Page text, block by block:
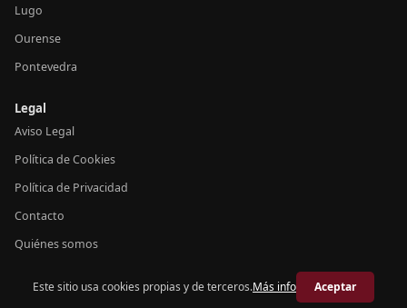
Lugo
Ourense
Pontevedra
Legal
Aviso Legal
Política de Cookies
Política de Privacidad
Contacto
Quiénes somos
© 2026 Crónica Galicia
Este sitio usa cookies propias y de terceros.Más info Aceptar